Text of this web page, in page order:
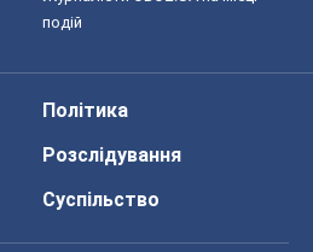
подій
Політика
Розслідування
Суспільство